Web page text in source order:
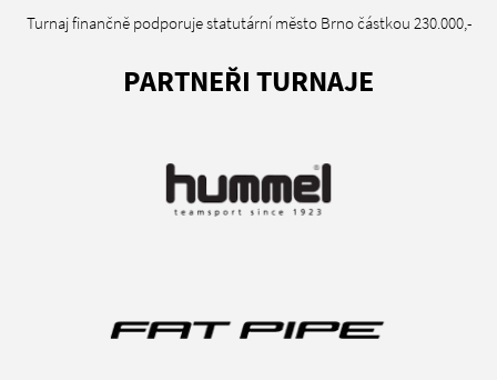
Turnaj finančně podporuje statutární město Brno částkou 230.000,-
PARTNEŘI TURNAJE